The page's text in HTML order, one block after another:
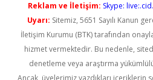
Reklam ve İletişim: Skype:
Uyarı: Sitemiz, 5651 Sayılı Kanun
İletişim Kurumu (BTK) tarafından
hizmet vermektedir. Bu nedenle,
denetleme veya araştırma
Ancak, üyelerimiz yazdıkları içeriklerin